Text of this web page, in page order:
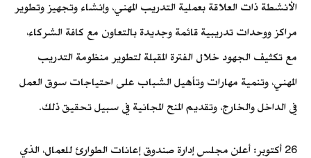
الأنشطة ذات العلاقة بعملية التدريب المهني، وإنشاء وتجهيز وتطوير
مراكز ووحدات تدريبية قائمة وجديدة بالتعاون مع كافة الشركاء،
مع تكثيف الجهود خلال الفترة المقبلة لتطوير منظومة التدريب
المهني، وتنمية مهارات وتأهيل الشباب على احتياجات سوق العمل
في الداخل والخارج، وتقديم المنح المجانية في سبيل تحقيق ذلك.
26 أكتوبر: أعلن مجلس إدارة صندوق إعانات الطوارئ للعمال، الذي